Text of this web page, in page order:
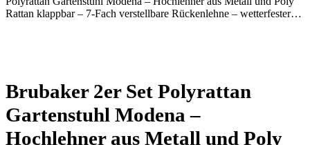
Rattan klappbar – 7-Fach verstellbare Rückenlehne – wetterfester…
Brubaker 2er Set Polyrattan
Gartenstuhl Modena –
Hochlehner aus Metall und Poly